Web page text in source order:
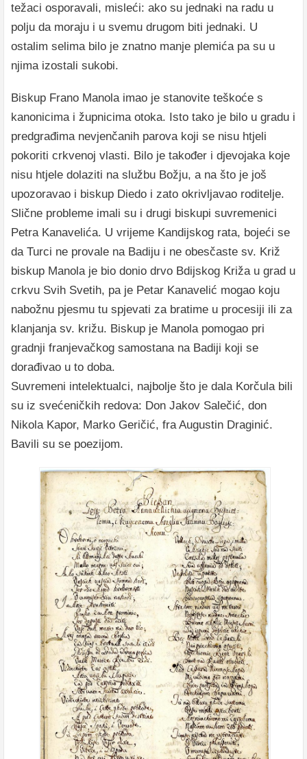
težaci osporavali, misleći: ako su jednaki na radu u
polju da moraju i u svemu drugom biti jednaki. U
ostalim selima bilo je znatno manje plemića pa su u
njima izostali sukobi.
Biskup Frano Manola imao je stanovite teškoće s
kanonicima i župnicima otoka. Isto tako je bilo u gradu i
predgrađima nevjenčanih parova koji se nisu htjeli
pokoriti crkvenoj vlasti. Bilo je također i djevojaka koje
nisu htjele dolaziti na službu Božju, a na što je još
upozoravao i biskup Diedo i zato okrivljavao roditelje.
Slične probleme imali su i drugi biskupi suvremenici
Petra Kanavelića. U vrijeme Kandijskog rata, bojeći se
da Turci ne provale na Badiju i ne obesčaste sv. Križ
biskup Manola je bio donio drvo Bdijskog Križa u grad u
crkvu Svih Svetih, pa je Petar Kanavelić mogao koju
nabožnu pjesmu tu spjevati za bratime u procesiji ili za
klanjanja sv. križu. Biskup je Manola pomogao pri
gradnji franjevačkog samostana na Badiji koji se
dorađivao u to doba.
Suvremeni intelektualci, najbolje što je dala Korčula bili
su iz svećeničkih redova: Don Jakov Salečić, don
Nikola Kapor, Marko Geričić, fra Augustin Draginić.
Bavili su se poezijom.